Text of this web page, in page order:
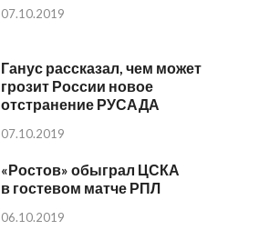
07.10.2019
Ганус рассказал, чем может
грозит России новое
отстранение РУСАДА
07.10.2019
«Ростов» обыграл ЦСКА
в гостевом матче РПЛ
06.10.2019